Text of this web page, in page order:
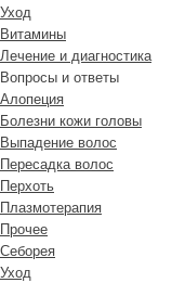
Уход
Витамины
Лечение и диагностика
Вопросы и ответы
Алопеция
Болезни кожи головы
Выпадение волос
Пересадка волос
Перхоть
Плазмотерапия
Прочее
Себорея
Уход